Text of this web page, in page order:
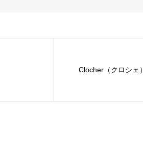
Clocher（クロシェ）